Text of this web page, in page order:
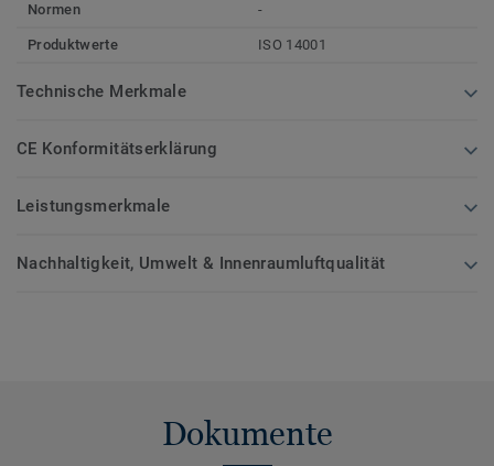
Normen
-
Produktwerte ISO 14001
Technische Merkmale
CE Konformitätserklärung
Leistungsmerkmale
Nachhaltigkeit, Umwelt & Innenraumluftqualität
Dokumente